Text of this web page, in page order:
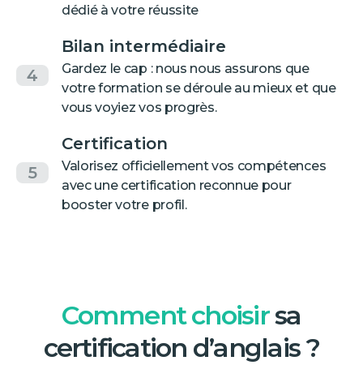
dédié à votre réussite
4
Bilan intermédiaire
Gardez le cap : nous nous assurons que
votre formation se déroule au mieux et que
vous voyiez vos progrès.
5
Certification
Valorisez officiellement vos compétences
avec une certification reconnue pour
booster votre profil.
Comment choisirsa
certification d’anglais ?